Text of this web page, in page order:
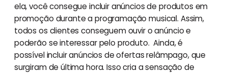
ela, você consegue incluir anúncios de produtos em
promoção durante a programação musical. Assim,
todos os clientes conseguem ouvir o anúncio e
poderão se interessar pelo produto. Ainda, é
possível incluir anúncios de ofertas relâmpago, que
surgiram de última hora. Isso cria a sensação de